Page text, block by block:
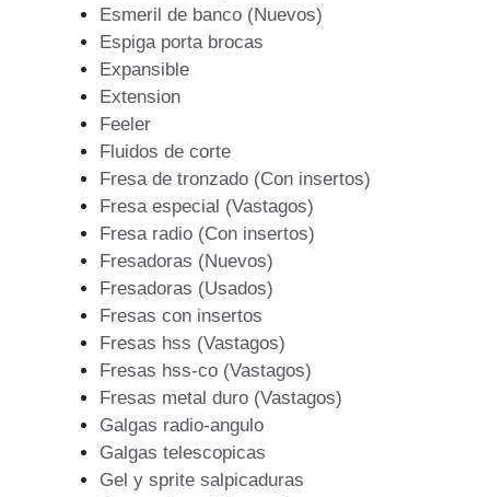
Esmeril de banco (Nuevos)
Espiga porta brocas
Expansible
Extension
Feeler
Fluidos de corte
Fresa de tronzado (Con insertos)
Fresa especial (Vastagos)
Fresa radio (Con insertos)
Fresadoras (Nuevos)
Fresadoras (Usados)
Fresas con insertos
Fresas hss (Vastagos)
Fresas hss-co (Vastagos)
Fresas metal duro (Vastagos)
Galgas radio-angulo
Galgas telescopicas
Gel y sprite salpicaduras